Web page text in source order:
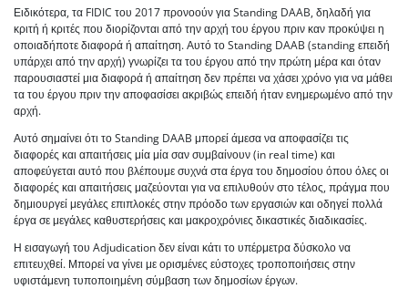
Ειδικότερα, τα FIDIC του 2017 προνοούν για Standing DAAB, δηλαδή για
κριτή ή κριτές που διορίζονται από την αρχή του έργου πριν καν προκύψει η
οποιαδήποτε διαφορά ή απαίτηση. Αυτό το Standing DAAB (standing επειδή
υπάρχει από την αρχή) γνωρίζει τα του έργου από την πρώτη μέρα και όταν
παρουσιαστεί μια διαφορά ή απαίτηση δεν πρέπει να χάσει χρόνο για να μάθει
τα του έργου πριν την αποφασίσει ακριβώς επειδή ήταν ενημερωμένο από την
αρχή.
Αυτό σημαίνει ότι το Standing DAAB μπορεί άμεσα να αποφασίζει τις
διαφορές και απαιτήσεις μία μία σαν συμβαίνουν (in real time) και
αποφεύγεται αυτό που βλέπουμε συχνά στα έργα του δημοσίου όπου όλες οι
διαφορές και απαιτήσεις μαζεύονται για να επιλυθούν στο τέλος, πράγμα που
δημιουργεί μεγάλες επιπλοκές στην πρόοδο των εργασιών και οδηγεί πολλά
έργα σε μεγάλες καθυστερήσεις και μακροχρόνιες δικαστικές διαδικασίες.
Η εισαγωγή του Adjudication δεν είναι κάτι το υπέρμετρα δύσκολο να
επιτευχθεί. Μπορεί να γίνει με ορισμένες εύστοχες τροποποιήσεις στην
υφιστάμενη τυποποιημένη σύμβαση των δημοσίων έργων.